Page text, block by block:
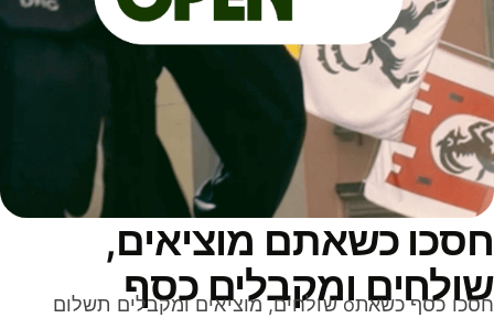
כשאתם מוציאים,
ומקבלים כסף
חסכו כסף כשאתo שולחים, מוציאים ומקבלים תשלום